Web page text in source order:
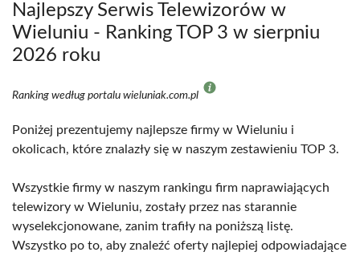
Najlepszy Serwis Telewizorów w
Wieluniu - Ranking TOP 3 w sierpniu
2026 roku
Ranking według portalu wieluniak.com.pl
Poniżej prezentujemy najlepsze firmy w Wieluniu i
okolicach, które znalazły się w naszym zestawieniu TOP 3.
Wszystkie firmy w naszym rankingu firm naprawiających
telewizory w Wieluniu, zostały przez nas starannie
wyselekcjonowane, zanim trafiły na poniższą listę.
Wszystko po to, aby znaleźć oferty najlepiej odpowiadające